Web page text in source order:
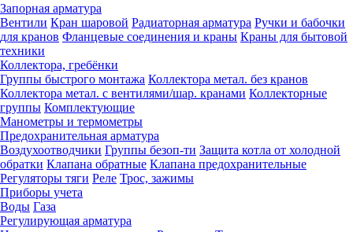
Запорная арматура
Вентили Кран шаровой Радиаторная арматура Ручки и бабочки
для кранов Фланцевые соединения и краны Краны для бытовой
техники
Коллектора, гребёнки
Группы быстрого монтажа Коллектора метал. без кранов
Коллектора метал. с вентилями/шар. кранами Коллекторные
группы Комплектующие
Манометры и термометры
Предохранительная арматура
Воздухоотводчики Группы безоп-ти Защита котла от холодной
обратки Клапана обратные Клапана предохранительные
Регуляторы тяги Реле Трос, зажимы
Приборы учета
Воды Газа
Регулирующая арматура